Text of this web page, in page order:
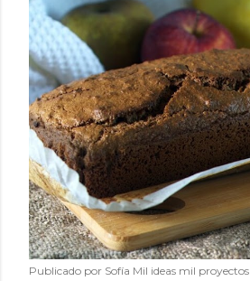
Publicado por Sofía Mil ideas mil proyectos